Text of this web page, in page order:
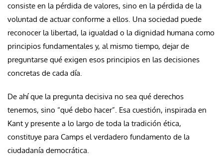
consiste en la pérdida de valores, sino en la pérdida de la
voluntad de actuar conforme a ellos. Una sociedad puede
reconocer la libertad, la igualdad o la dignidad humana como
principios fundamentales y, al mismo tiempo, dejar de
preguntarse qué exigen esos principios en las decisiones
concretas de cada día.
De ahí que la pregunta decisiva no sea qué derechos
tenemos, sino “qué debo hacer”. Esa cuestión, inspirada en
Kant y presente a lo largo de toda la tradición ética,
constituye para Camps el verdadero fundamento de la
ciudadanía democrática.